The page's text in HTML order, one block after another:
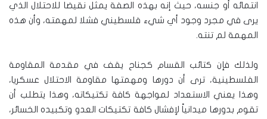
انتمائه أو جنسه، حيث إنه بهذه الصفة يمثل نقيضا للاحتلال الذي
يرى في مجرد وجود أي شيء فلسطيني فشلا لمهمته، وأن هذه
المهمة لم تنته.
ولذلك فإن كتائب القسام كجناح يقف في مقدمة المقاومة
الفلسطينية، ترى أن دورها ومهمتها مقاومة الاحتلال عسكريا،
وهذا يعني الاستعداد لمواجهة كافة تكتيكاته، وهذا يتطلب أن
تقوم بدورها ميدانياً لإفشال كافة تكتيكات العدو وتكبيده الخسائر،